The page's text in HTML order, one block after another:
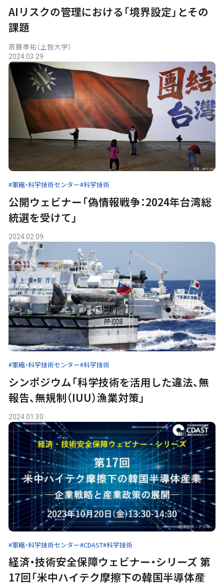
AIリスクの管理における「境界設定」とその
課題
斎藤孝祐（上智大学）
2024.03.29
#軍縮・科学技術センター#科学技術
公開ウェビナー「偽情報戦争：2024年台湾総
統選を受けて」
2024.02.09
#軍縮・科学技術センター#科学技術
シンポジウム「科学技術を活用した違法、無
報告、無規制（IUU）漁業対策」
2024.01.30
#軍縮・科学技術センター#CDAST#科学技術
経済・技術安全保障ウェビナー・シリーズ 第
17回「米中ハイテク摩擦下の韓国半導体産